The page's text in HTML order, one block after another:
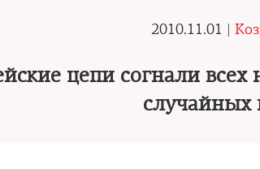
2010.11.01 |
цепи согнали
случайных